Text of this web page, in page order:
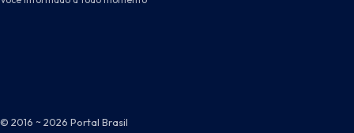
© 2016 ~ 2026 Portal Brasil